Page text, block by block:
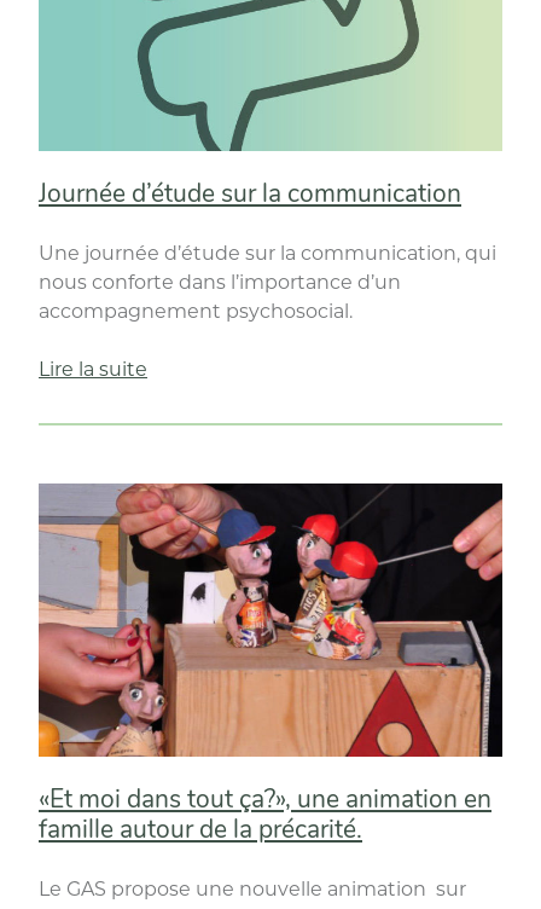
Journée d’étude sur la communication
Une journée d’étude sur la communication, qui
nous conforte dans l’importance d’un
accompagnement psychosocial.
Lire la suite
sur
communication »
«Et moi dans tout ça?», une animation en
famille autour de la précarité.
Le GAS propose une nouvelle animation sur